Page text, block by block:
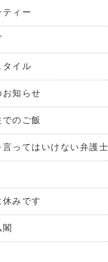
ティー
タイル
お知らせ
のご飯
言ってはいけない弁護
休みです